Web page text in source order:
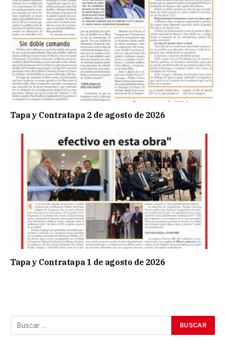
Tapa y Contratapa 2 de agosto de 2026
Tapa y Contratapa 1 de agosto de 2026